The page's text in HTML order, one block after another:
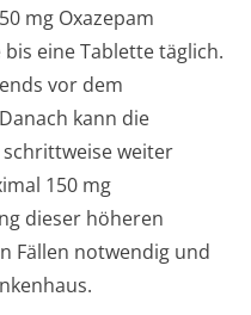
mg Oxazepam
eine Tablette täglich.
vor dem
kann die
weiter
150 mg
dieser höheren
Fällen notwendig und